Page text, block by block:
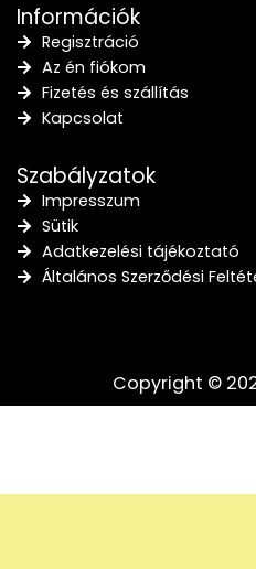
Információk
Regisztráció
Az én fiókom
Fizetés és szállítás
Kapcsolat
Szabályzatok
Impresszum
Sütik
Adatkezelési tájékoztató
Általános Szerződési
Copyright ©